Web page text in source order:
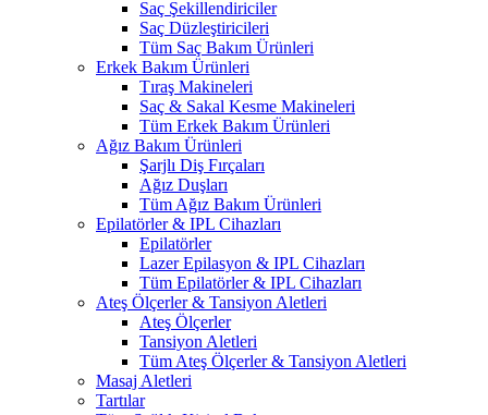
Saç Şekillendiriciler
Saç Düzleştiricileri
Tüm Saç Bakım Ürünleri
Erkek Bakım Ürünleri
Tıraş Makineleri
Saç & Sakal Kesme Makineleri
Tüm Erkek Bakım Ürünleri
Ağız Bakım Ürünleri
Şarjlı Diş Fırçaları
Ağız Duşları
Tüm Ağız Bakım Ürünleri
Epilatörler & IPL Cihazları
Epilatörler
Lazer Epilasyon & IPL Cihazları
Tüm Epilatörler & IPL Cihazları
Ateş Ölçerler & Tansiyon Aletleri
Ateş Ölçerler
Tansiyon Aletleri
Tüm Ateş Ölçerler & Tansiyon Aletleri
Masaj Aletleri
Tartılar